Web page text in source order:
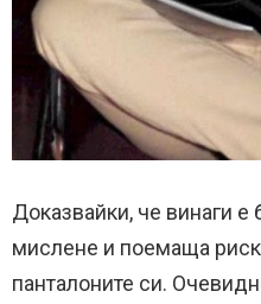
Доказвайки, че винаги
мислене и поемаща
панталоните си.